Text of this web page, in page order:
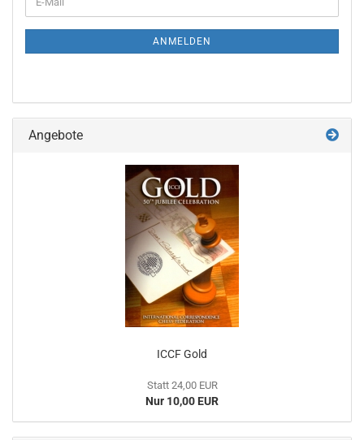
ZUR
Mail
ANMELDEN
Angebote
ICCF Gold
Statt 24,00 EUR
Nur 10,00 EUR